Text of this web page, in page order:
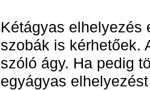
Kétágyas elhelyezés
szobák is kérhetőek.
szóló ágy. Ha pedig
egyágyas